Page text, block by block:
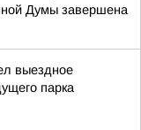
Думы завершена
выездное
парка